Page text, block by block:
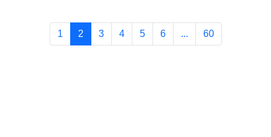
1 2 3 4 5 6 ... 60